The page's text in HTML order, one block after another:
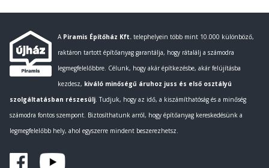
A Piramis Építőház Kft. telephelyein több mint 10.000 különböző,
raktáron tartott építőanyag garantálja, hogy rátalálj a számodra
legmegfelelőbbre. Célunk, hogy akár építkezésbe, akár felújításba
kezdesz, kiváló minőségű áruhoz juss és első osztályú
szolgáltatásban részesülj. Tudjuk, hogy az idő, a kiszámíthatóság és a minőség
számodra fontos szempont. Biztosíthatunk arról, hogy építőanyag kereskedésünk a
legmegfelelőbb hely, ahol egyszerre mindent beszerezhetsz.